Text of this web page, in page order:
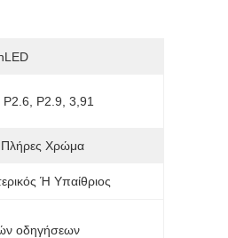
P2.6, P2.9, 3,91
Πλήρες Χρώμα
Ή Υπαίθριος
οδηγήσεων